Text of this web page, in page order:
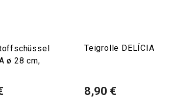
ø 28 cm,
Teigrolle DELÍCIA
8,90 €